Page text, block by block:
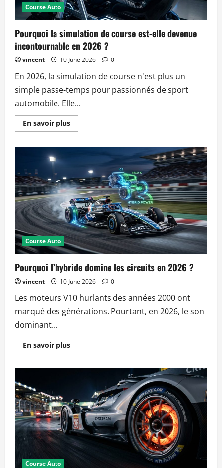
Course Auto
Pourquoi la simulation de course est-elle devenue
incontournable en 2026 ?
vincent 10 June 2026 0
En 2026, la simulation de course n'est plus un
simple passe‑temps pour passionnés de sport
automobile. Elle...
En savoir plusRead
more
simulation
course
est-
elle
devenue
incontournable
en
2026
?
Course Auto
Pourquoi l’hybride domine les circuits en 2026 ?
vincent 10 June 2026 0
Les moteurs V10 hurlants des années 2000 ont
marqué des générations. Pourtant, en 2026, le son
dominant...
En savoir plusRead
more
circuits
en
2026
?
Course Auto